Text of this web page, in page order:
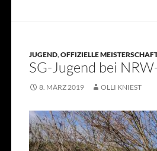
JUGEND,OFFIZIELLE
SG-Jugend bei
8. MÄRZ 2019 OLLI KNIEST